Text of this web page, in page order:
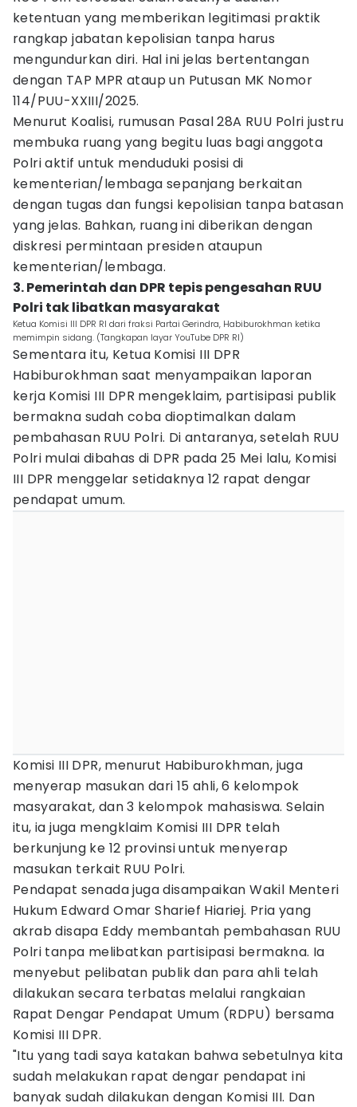
ketentuan yang memberikan legitimasi praktik
rangkap jabatan kepolisian tanpa harus
mengundurkan diri. Hal ini jelas bertentangan
dengan TAP MPR ataup un Putusan MK Nomor
114/PUU-XXIII/2025.
Menurut Koalisi, rumusan Pasal 28A RUU Polri justru
membuka ruang yang begitu luas bagi anggota
Polri aktif untuk menduduki posisi di
kementerian/lembaga sepanjang berkaitan
dengan tugas dan fungsi kepolisian tanpa batasan
yang jelas. Bahkan, ruang ini diberikan dengan
diskresi permintaan presiden ataupun
kementerian/lembaga.
3. Pemerintah dan DPR tepis pengesahan RUU
Polri tak libatkan masyarakat
Ketua Komisi III DPR RI dari fraksi Partai Gerindra, Habiburokhman ketika
memimpin sidang. (Tangkapan layar YouTube DPR RI)
Sementara itu, Ketua Komisi III DPR
Habiburokhman saat menyampaikan laporan
kerja Komisi III DPR mengeklaim, partisipasi publik
bermakna sudah coba dioptimalkan dalam
pembahasan RUU Polri. Di antaranya, setelah RUU
Polri mulai dibahas di DPR pada 25 Mei lalu, Komisi
III DPR menggelar setidaknya 12 rapat dengar
pendapat umum.
Komisi III DPR, menurut Habiburokhman, juga
menyerap masukan dari 15 ahli, 6 kelompok
masyarakat, dan 3 kelompok mahasiswa. Selain
itu, ia juga mengklaim Komisi III DPR telah
berkunjung ke 12 provinsi untuk menyerap
masukan terkait RUU Polri.
Pendapat senada juga disampaikan Wakil Menteri
Hukum Edward Omar Sharief Hiariej. Pria yang
akrab disapa Eddy membantah pembahasan RUU
Polri tanpa melibatkan partisipasi bermakna. Ia
menyebut pelibatan publik dan para ahli telah
dilakukan secara terbatas melalui rangkaian
Rapat Dengar Pendapat Umum (RDPU) bersama
Komisi III DPR.
"Itu yang tadi saya katakan bahwa sebetulnya kita
sudah melakukan rapat dengar pendapat ini
banyak sudah dilakukan dengan Komisi III. Dan